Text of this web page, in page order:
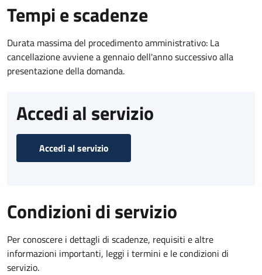
Tempi e scadenze
Durata massima del procedimento amministrativo: La
cancellazione avviene a gennaio dell'anno successivo alla
presentazione della domanda.
Accedi al servizio
Accedi al servizio
Condizioni di servizio
Per conoscere i dettagli di scadenze, requisiti e altre
informazioni importanti, leggi i termini e le condizioni di
servizio.